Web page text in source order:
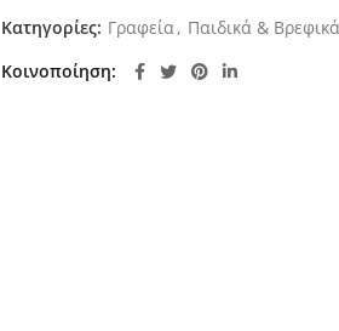
Κατηγορίες: Γραφεία, Παιδικά & Βρεφικά
Κοινοποίηση